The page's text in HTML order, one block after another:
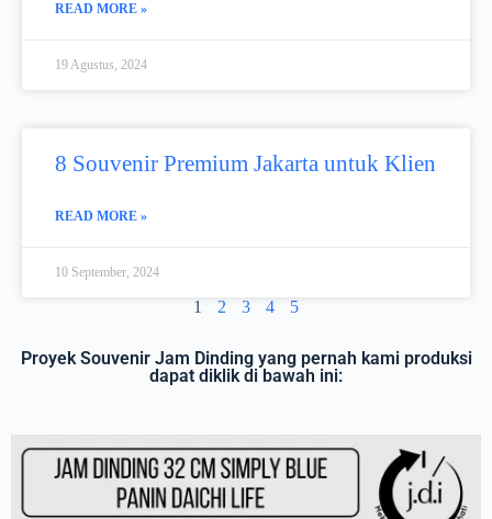
READ MORE »
19 Agustus, 2024
8 Souvenir Premium Jakarta untuk Klien
READ MORE »
10 September, 2024
1 2 3 4 5
Proyek Souvenir Jam Dinding yang pernah kami produksi
dapat diklik di bawah ini: